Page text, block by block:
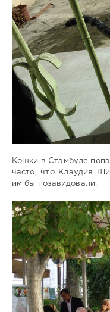
Кошки в Стамбуле
часто, что Клаудия
им бы позавидовали.